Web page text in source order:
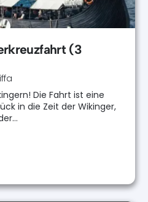
(3
Die Fahrt ist eine
in die Zeit der Wikinger,